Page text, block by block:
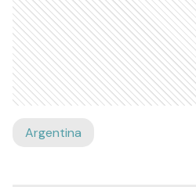
Argentina